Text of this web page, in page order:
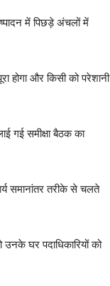
में पिछड़े अंचलों में
होगा और किसी को परेशानी
गई समीक्षा बैठक का
समानांतर तरीके से चलते
उनके घर पदाधिकारियों को